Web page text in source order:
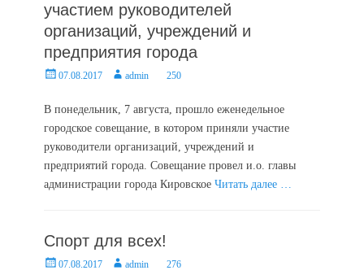
участием руководителей
организаций, учреждений и
предприятия города
Posted07.08.2017 Authoradmin 250
В понедельник, 7 августа, прошло еженедельное
городское совещание, в котором приняли участие
руководители организаций, учреждений и
предприятий города. Совещание провел и.о. главы
администрации города Кировское Читать далее …
Спорт для всех!
Posted07.08.2017 Authoradmin 276